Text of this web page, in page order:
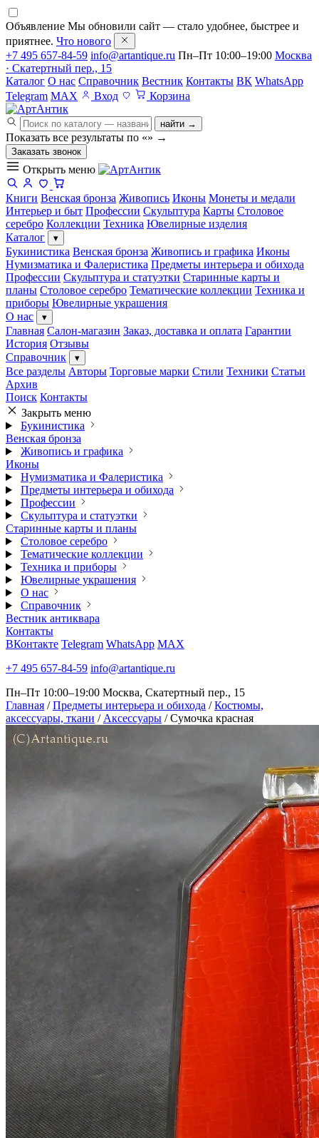
Объявление Мы обновили сайт — стало удобнее, быстрее и
приятнее. Что нового
+7 495 657-84-59 info@artantique.ru Пн–Пт 10:00–19:00 Москва
· Скатертный пер., 15
Каталог О нас Справочник Вестник Контакты ВК WhatsApp
Telegram MAX Вход Корзина
найти →
Показать все результаты по «» →
Заказать звонок
Открыть меню
Книги Венская бронза Живопись Иконы Монеты и медали
Интерьер и быт Профессии Скульптура Карты Столовое
серебро Коллекции Техника Ювелирные изделия
Каталог
▾
Букинистика Венская бронза Живопись и графика Иконы
Нумизматика и Фалеристика Предметы интерьера и обихода
Профессии Скульптура и статуэтки Старинные карты и
планы Столовое серебро Тематические коллекции Техника и
приборы Ювелирные украшения
О нас
▾
Главная Салон-магазин Заказ, доставка и оплата Гарантии
История Отзывы
Справочник
▾
Все разделы Авторы Торговые марки Стили Техники Статьи
Архив
Поиск Контакты
Закрыть меню
Букинистика
Венская бронза
Живопись и графика
Иконы
Нумизматика и Фалеристика
Предметы интерьера и обихода
Профессии
Скульптура и статуэтки
Старинные карты и планы
Столовое серебро
Тематические коллекции
Техника и приборы
Ювелирные украшения
О нас
Справочник
Вестник антиквара
Контакты
ВКонтакте Telegram WhatsApp MAX
+7 495 657-84-59 info@artantique.ru
Пн–Пт 10:00–19:00 Москва, Скатертный пер., 15
Главная / Предметы интерьера и обихода / Костюмы,
аксессуары, ткани / Аксессуары / Сумочка красная